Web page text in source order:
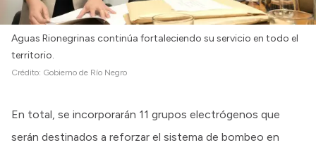
Aguas Rionegrinas continúa fortaleciendo su servicio en todo el
territorio.
Crédito: Gobierno de Río Negro
En total, se incorporarán 11 grupos electrógenos que
serán destinados a reforzar el sistema de bombeo en